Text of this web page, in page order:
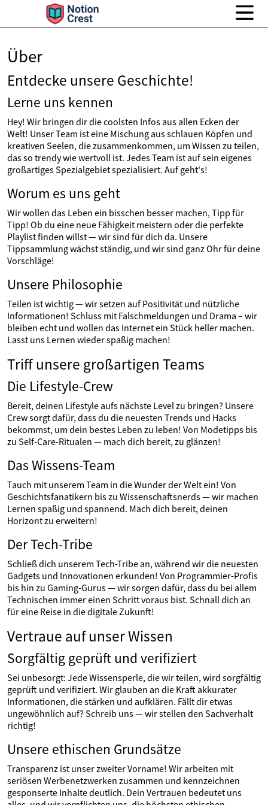
Über
Entdecke unsere Geschichte!
Lerne uns kennen
Hey! Wir bringen dir die coolsten Infos aus allen Ecken der
Welt! Unser Team ist eine Mischung aus schlauen Köpfen und
kreativen Seelen, die zusammenkommen, um Wissen zu teilen,
das so trendy wie wertvoll ist. Jedes Team ist auf sein eigenes
großartiges Spezialgebiet spezialisiert. Auf geht's!
Worum es uns geht
Wir wollen das Leben ein bisschen besser machen, Tipp für
Tipp! Ob du eine neue Fähigkeit meistern oder die perfekte
Playlist finden willst — wir sind für dich da. Unsere
Tippsammlung wächst ständig, und wir sind ganz Ohr für deine
Vorschläge!
Unsere Philosophie
Teilen ist wichtig — wir setzen auf Positivität und nützliche
Informationen! Schluss mit Falschmeldungen und Drama – wir
bleiben echt und wollen das Internet ein Stück heller machen.
Lasst uns Lernen wieder spaßig machen!
Triff unsere großartigen Teams
Die Lifestyle-Crew
Bereit, deinen Lifestyle aufs nächste Level zu bringen? Unsere
Crew sorgt dafür, dass du die neuesten Trends und Hacks
bekommst, um dein bestes Leben zu leben! Von Modetipps bis
zu Self-Care-Ritualen — mach dich bereit, zu glänzen!
Das Wissens-Team
Tauch mit unserem Team in die Wunder der Welt ein! Von
Geschichtsfanatikern bis zu Wissenschaftsnerds — wir machen
Lernen spaßig und spannend. Mach dich bereit, deinen
Horizont zu erweitern!
Der Tech-Tribe
Schließ dich unserem Tech-Tribe an, während wir die neuesten
Gadgets und Innovationen erkunden! Von Programmier-Profis
bis hin zu Gaming-Gurus — wir sorgen dafür, dass du bei allem
Technischen immer einen Schritt voraus bist. Schnall dich an
für eine Reise in die digitale Zukunft!
Vertraue auf unser Wissen
Sorgfältig geprüft und verifiziert
Sei unbesorgt: Jede Wissensperle, die wir teilen, wird sorgfältig
geprüft und verifiziert. Wir glauben an die Kraft akkurater
Informationen, die stärken und aufklären. Fällt dir etwas
ungewöhnlich auf? Schreib uns — wir stellen den Sachverhalt
richtig!
Unsere ethischen Grundsätze
Transparenz ist unser zweiter Vorname! Wir arbeiten mit
seriösen Werbenetzwerken zusammen und kennzeichnen
gesponserte Inhalte deutlich. Dein Vertrauen bedeutet uns